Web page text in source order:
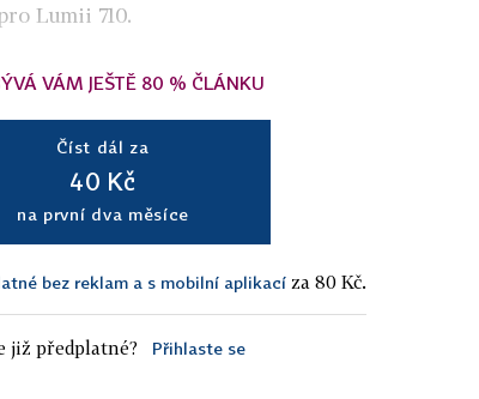
Lumii 710.
VÁM JEŠTĚ 80 % ČLÁNKU
Číst dál za
40 Kč
na první dva měsíce
bez reklam a s mobilní aplikací za 80 Kč.
již předplatné? Přihlaste se